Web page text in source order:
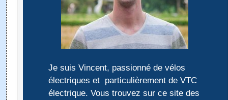
Je suis Vincent, passionné de vélos
électriques et particulièrement de VTC
électrique. Vous trouvez sur ce site des